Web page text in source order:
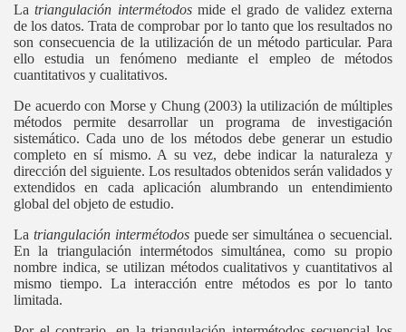
Latriangulación intermétodosmide el grado de validez externa
de los datos. Trata de comprobar por lo tanto que los resultados no
son consecuencia de la utilización de un método particular. Para
ello estudia un fenómeno mediante el empleo de métodos
cuantitativos y cualitativos.
De acuerdo con Morse y Chung (2003) la utilización de múltiples
métodos permite desarrollar un programa de investigación
sistemático. Cada uno de los métodos debe generar un estudio
completo en sí mismo. A su vez, debe indicar la naturaleza y
dirección del siguiente. Los resultados obtenidos serán validados y
extendidos en cada aplicación alumbrando un entendimiento
global del objeto de estudio.
La triangulación intermétodospuede ser simultánea o secuencial.
En la triangulación intermétodos simultánea, como su propio
nombre indica, se utilizan métodos cualitativos y cuantitativos al
mismo tiempo. La interacción entre métodos es por lo tanto
limitada.